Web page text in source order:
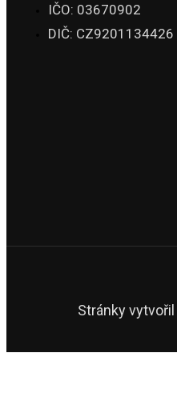
IČO: 03670902
DIČ: CZ9201134426
Stránky vytvořil